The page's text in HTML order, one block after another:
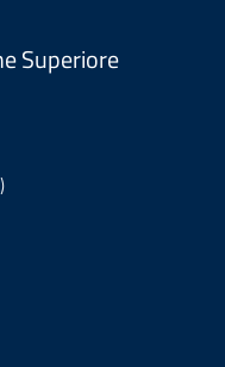
Superiore